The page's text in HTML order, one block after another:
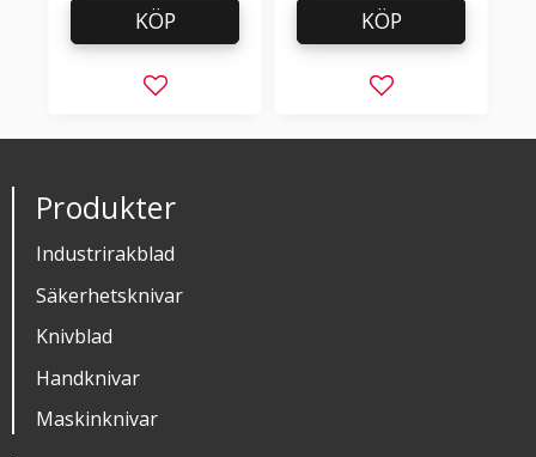
Lägg till i favoriter
KÖP
Lägg till i
KÖP
Produkter
Industrirakblad
Säkerhetsknivar
Knivblad
Handknivar
Maskinknivar